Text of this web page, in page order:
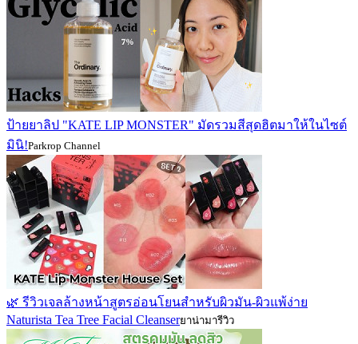
ป้ายยาลิป "KATE LIP MONSTER" มัดรวมสีสุดฮิตมาให้ในไซต์
มินิ!Parkrop Channel
🌿 รีวิวเจลล้างหน้าสูตรอ่อนโยนสำหรับผิวมัน-ผิวแพ้ง่าย
Naturista Tea Tree Facial Cleanserยาน่ามารีวิว